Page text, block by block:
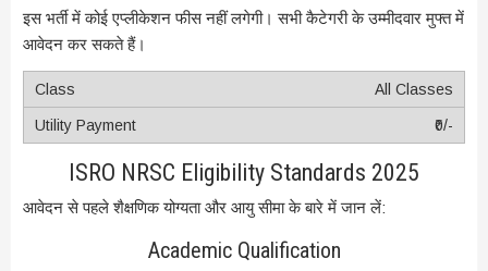
इस भर्ती में कोई एप्लीकेशन फीस नहीं लगेगी। सभी कैटेगरी के उम्मीदवार मुफ्त में
आवेदन कर सकते हैं।
All Classes
₹0/-
ISRO NRSC Eligibility Standards 2025
आवेदन से पहले शैक्षणिक योग्यता और आयु सीमा के बारे में जान लें:
Academic Qualification